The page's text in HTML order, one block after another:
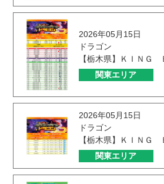
2026年05月15日
ドラゴン
【栃木県】ＫＩＮＧ
関東エリア
2026年05月15日
ドラゴン
【栃木県】ＫＩＮＧ
関東エリア